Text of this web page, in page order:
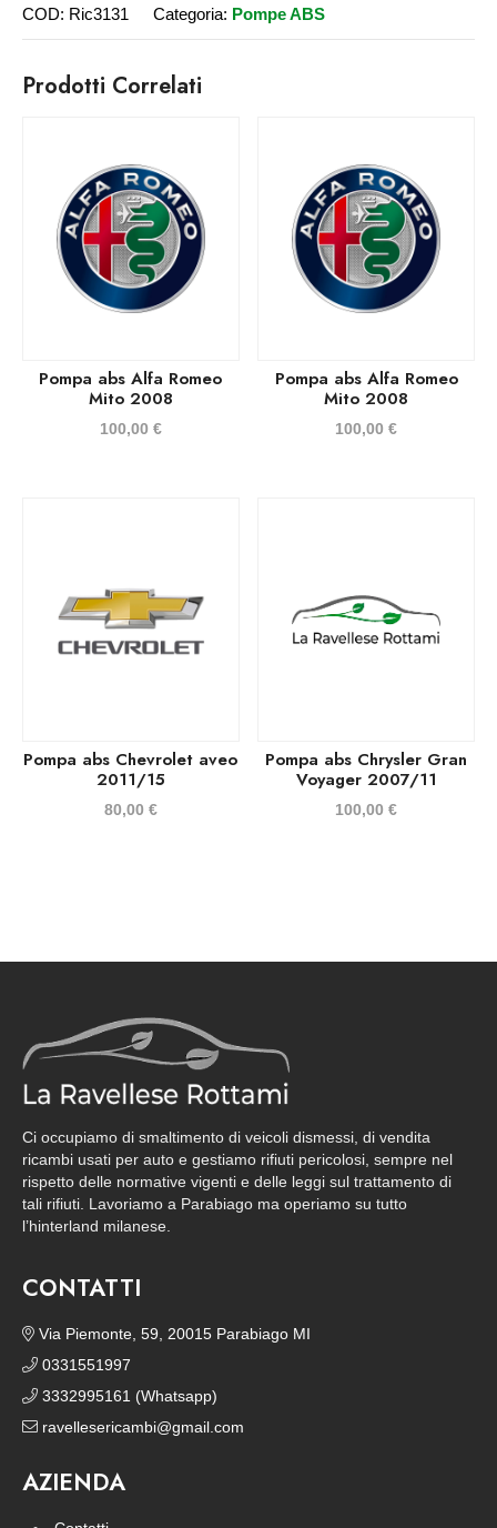
COD: Ric3131 Categoria: Pompe ABS
Prodotti Correlati
Pompa abs Alfa Romeo
Mito 2008
100,00 €
Pompa abs Alfa Romeo
Mito 2008
100,00€
Pompa abs Chevrolet aveo
2011/15
80,00 €
Pompa abs Chrysler Gran
Voyager 2007/11
100,00€
Ci occupiamo di smaltimento di veicoli dismessi, di vendita
ricambi usati per auto e gestiamo rifiuti pericolosi, sempre nel
rispetto delle normative vigenti e delle leggi sul trattamento di
tali rifiuti. Lavoriamo a Parabiago ma operiamo su tutto
l’hinterland milanese.
CONTATTI
Via Piemonte, 59, 20015 Parabiago MI
0331551997
3332995161 (Whatsapp)
ravellesericambi@gmail.com
AZIENDA